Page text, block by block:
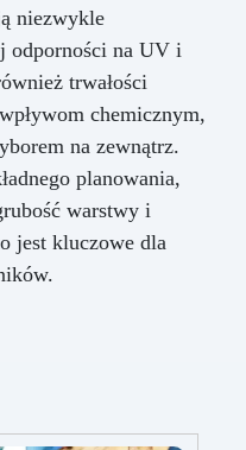
niezwykle
odporności na UV i
trwałości
chemicznym,
na zewnątrz.
planowania,
warstwy i
jest kluczowe dla